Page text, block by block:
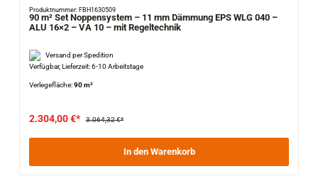
Produktnummer: FBH1630509
90 m² Set Noppensystem – 11 mm Dämmung EPS WLG 040 –
ALU 16×2 – VA 10 – mit Regeltechnik
Versand per Spedition
Verfügbar, Lieferzeit: 6-10 Arbeitstage
Verlegefläche:90 m²
2.304,00 €* 3.064,32 €*
In den Warenkorb